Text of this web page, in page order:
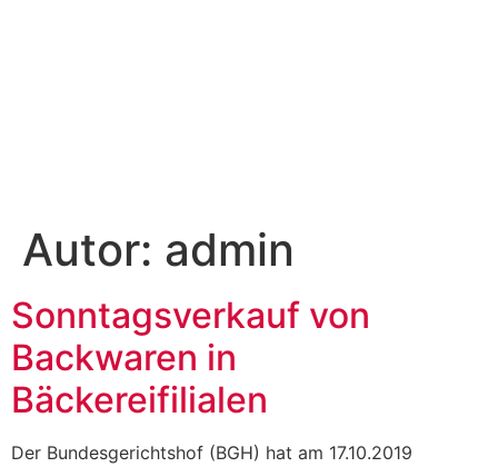
Autor: admin
Sonntagsverkauf von
Backwaren in
Bäckereifilialen
Der Bundesgerichtshof (BGH) hat am 17.10.2019